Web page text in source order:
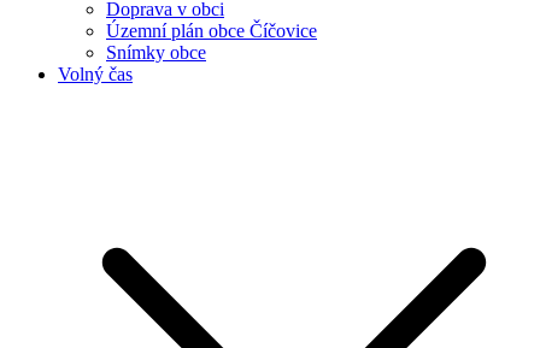
Doprava v obci
Územní plán obce Číčovice
Snímky obce
Volný čas